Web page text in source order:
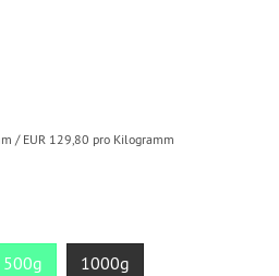
/ EUR 129,80 pro Kilogramm
500g 1000g